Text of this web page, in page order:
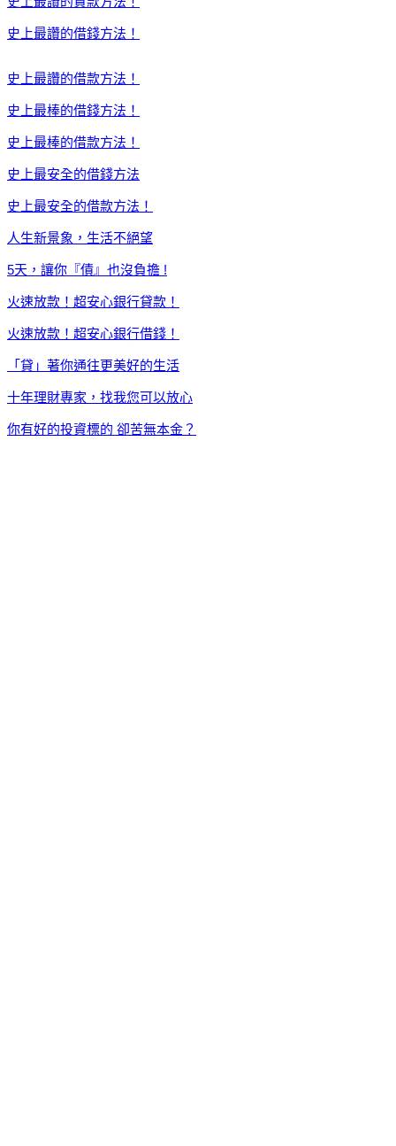
史上最讚的借錢方法！
史上最讚的借款方法！
史上最棒的借錢方法！
史上最棒的借款方法！
史上最安全的借錢方法
史上最安全的借款方法！
人生新景象，生活不絕望
5天，讓你『債』也沒負擔 !
火速放款！超安心銀行貸款！
火速放款！超安心銀行借錢！
「貸」著你通往更美好的生活
十年理財專家，找我您可以放心
你有好的投資標的 卻苦無本金？